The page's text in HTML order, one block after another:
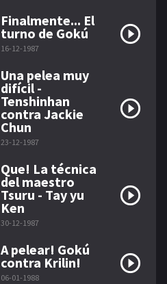
Finalmente... El
turno de Gokú
16-12-1987
Una pelea muy
difícil -
Tenshinhan
contra Jackie
Chun
23-12-1987
Que! La técnica
del maestro
Tsuru - Tay yu
Ken
30-12-1987
A pelear! Gokú
contra Krilin!
06-01-1988